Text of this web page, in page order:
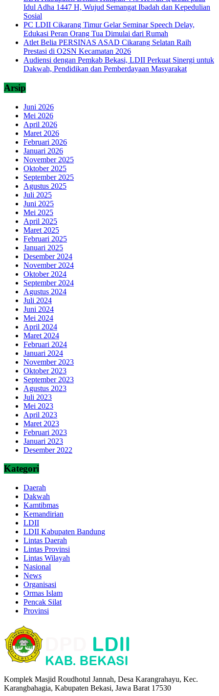
Idul Adha 1447 H, Wujud Semangat Ibadah dan Kepedulian
Sosial
PC LDII Cikarang Timur Gelar Seminar Speech Delay,
Edukasi Peran Orang Tua Dimulai dari Rumah
Atlet Belia PERSINAS ASAD Cikarang Selatan Raih
Prestasi di O2SN Kecamatan 2026
Audiensi dengan Pemkab Bekasi, LDII Perkuat Sinergi untuk
Dakwah, Pendidikan dan Pemberdayaan Masyarakat
Arsip
Juni 2026
Mei 2026
April 2026
Maret 2026
Februari 2026
Januari 2026
November 2025
Oktober 2025
September 2025
Agustus 2025
Juli 2025
Juni 2025
Mei 2025
April 2025
Maret 2025
Februari 2025
Januari 2025
Desember 2024
November 2024
Oktober 2024
September 2024
Agustus 2024
Juli 2024
Juni 2024
Mei 2024
April 2024
Maret 2024
Februari 2024
Januari 2024
November 2023
Oktober 2023
September 2023
Agustus 2023
Juli 2023
Mei 2023
April 2023
Maret 2023
Februari 2023
Januari 2023
Desember 2022
Kategori
Daerah
Dakwah
Kamtibmas
Kemandirian
LDII
LDII Kabupaten Bandung
Lintas Daerah
Lintas Provinsi
Lintas Wilayah
Nasional
News
Organisasi
Ormas Islam
Pencak Silat
Provinsi
Komplek Masjid Roudhotul Jannah, Desa Karangrahayu, Kec.
Karangbahagia, Kabupaten Bekasi, Jawa Barat 17530